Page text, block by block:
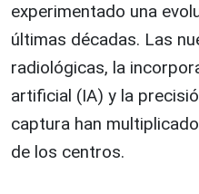
experimentado una
últimas décadas. Las
radiológicas, la
artificial (IA) y la
captura han
de los centros.